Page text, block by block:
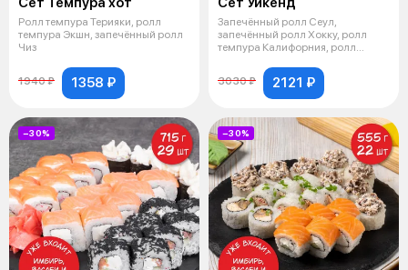
Ролл темпура Терияки, ролл
темпура Экшн, запечённый ролл
Чиз
1940 ₽ 1358 ₽
Запечённый ролл Сеул,
запечённый ролл Хокку, ролл
темпура Калифорния, ролл
3030 ₽
2121 ₽
−30% −30%